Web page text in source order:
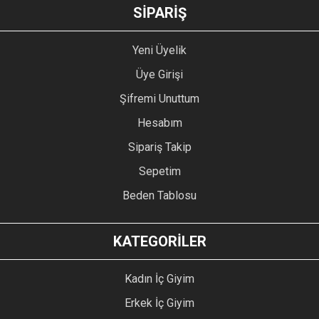
GÖNDER
SİPARİŞ
Yeni Üyelik
Üye Girişi
Şifremi Unuttum
Hesabım
Sipariş Takip
Sepetim
Beden Tablosu
KATEGORİLER
Kadın İç Giyim
Erkek İç Giyim